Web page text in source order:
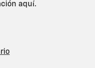
aquí.